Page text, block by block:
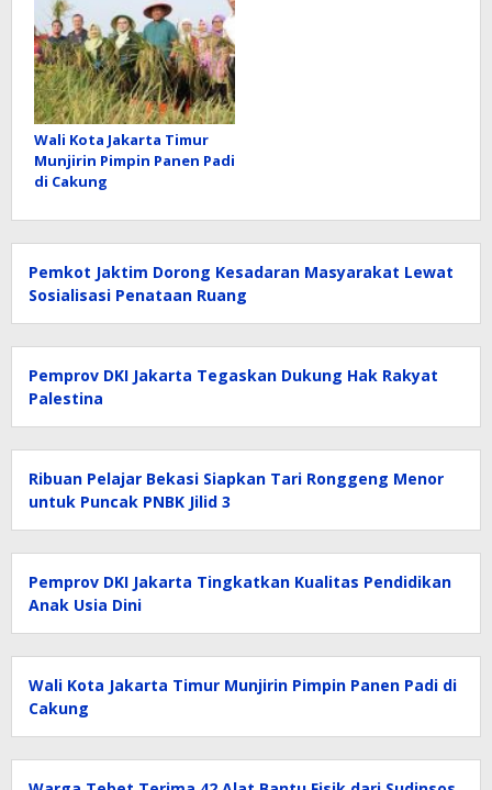
Wali Kota Jakarta Timur
Munjirin Pimpin Panen Padi
di Cakung
Pemkot Jaktim Dorong Kesadaran Masyarakat Lewat
Sosialisasi Penataan Ruang
Pemprov DKI Jakarta Tegaskan Dukung Hak Rakyat
Palestina
Ribuan Pelajar Bekasi Siapkan Tari Ronggeng Menor
untuk Puncak PNBK Jilid 3
Pemprov DKI Jakarta Tingkatkan Kualitas Pendidikan
Anak Usia Dini
Wali Kota Jakarta Timur Munjirin Pimpin Panen Padi di
Cakung